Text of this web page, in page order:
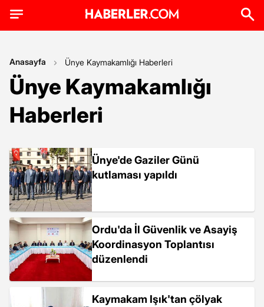
Anasayfa Ünye Kaymakamlığı Haberleri
Ünye Kaymakamlığı
Haberleri
Ünye'de Gaziler Günü
kutlaması yapıldı
Ordu'da İl Güvenlik ve Asayiş
Koordinasyon Toplantısı
düzenlendi
Kaymakam Işık'tan çölyak